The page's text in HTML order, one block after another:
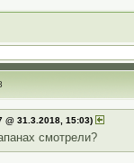
@ 31.3.2018, 15:03)
смотрели?